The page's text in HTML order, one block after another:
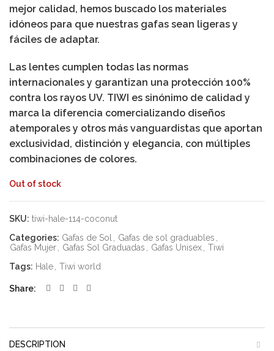
mejor calidad, hemos buscado los materiales
idóneos para que nuestras gafas sean ligeras y
fáciles de adaptar.
Las lentes cumplen todas las normas
internacionales y garantizan una protección 100%
contra los rayos UV. TIWI es sinónimo de calidad y
marca la diferencia comercializando diseños
atemporales y otros más vanguardistas que aportan
exclusividad, distinción y elegancia, con múltiples
combinaciones de colores.
Out of stock
SKU: tiwi-hale-114-coconut
Categories: Gafas de Sol Gafas de sol graduables
Gafas Mujer
Gafas Sol Graduadas Gafas Unisex
Tiwi
Tags: Hale Tiwi world
Share
DESCRIPTION